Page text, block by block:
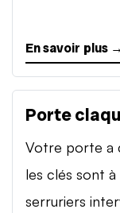
En savoir plus →
Porte
Votre porte a
les clés sont à
serruriers